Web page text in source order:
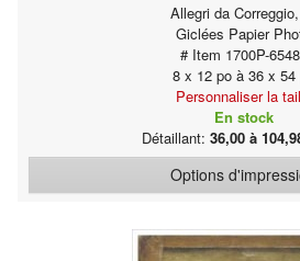
Allegri da
Giclées Papier
# Item 1700P-
8 x 12 po à 36 x 54
Personnaliser la
En stock
Détaillant: 36,00 à
Options